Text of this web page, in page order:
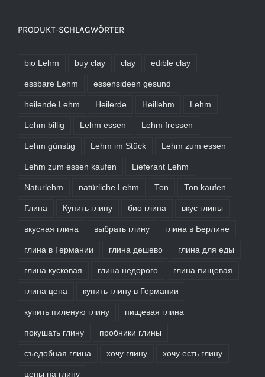
PRODUKT-SCHLAGWÖRTER
bio Lehm buy clay clay edible clay
essbare Lehm essensideen gesund
heilende Lehm Heilerde Heillehm Lehm
Lehm billig Lehm essen Lehm fressen
Lehm günstig Lehm im Stück Lehm zum essen
Lehm zum essen kaufen Lieferant Lehm
Naturlehm natürliche Lehm Ton Ton kaufen
Глина Купить глину био глина вкус глины
вкусная глина выбрать глину глина в Берлине
глина в Германии глина дешево глина для еды
глина кусковая глина недорого глина пищевая
глина цена купить глину в Германии
купить пиленую глину пищевая глина
покушать глину пробники глины
съедобная глина хочу глину хочу есть глину
цены на глину